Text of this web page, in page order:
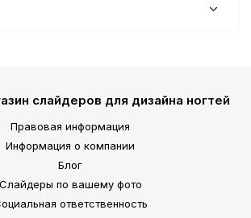
слайдеров для дизайна ногтей
Правовая информация
Информация о компании
Блог
Слайдеры по вашему фото
ответственность